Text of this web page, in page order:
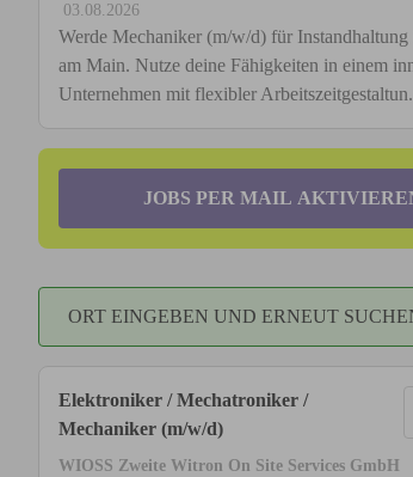
03.08.2026
Werde Mechaniker (m/w/d) für
am Main. Nutze deine Fähigkeiten in einem
Unternehmen mit flexibler
JOBS PER MAIL
ORT EINGEBEN UND ERNEUT
Elektroniker / Mechatroniker /
Mechaniker (m/w/d)
WIOSS Zweite Witron On Site Services GmbH